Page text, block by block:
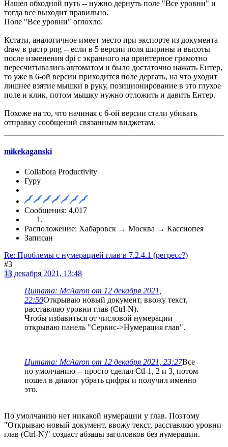
Нашел обходной путь -- нужно дернуть поле "Все уровни" и
тогда все выходит правильно.
Поле "Все уровни" оглохло.
Кстати, аналогичное имеет место при экспорте из документа
draw в растр png -- если в 5 версии поля ширины и высоты
после изменения dpi c экранного на принтерное грамотно
пересчитывались автоматом и было достаточно нажать Ентер,
то уже в 6-ой версии приходится поле дергать, на что уходит
лишнее взятие мышки в руку, позиционирование в это глухое
поле и клик, потом мышку нужно отложить и давить Ентер.
Похоже на то, что начиная с 6-ой версии стали убивать
отправку сообщений связанным виджетам.
mikekaganski
Collabora Productivity
Гуру
Сообщения: 4,017
Расположение: Хабаровск → Москва → Кассиопея
Записан
Re: Проблемы с нумерацией глав в 7.2.4.1 (регресс?)
#3
13 декабря 2021, 13:48
Цитата: McAaron от 12 декабря 2021,
22:50Открываю новый документ, ввожу текст,
расставляю уровни глав (Ctrl-N).
Чтобы избавиться от числовой нумерации
открываю панель "Сервис->Нумерация глав".
Цитата: McAaron от 12 декабря 2021, 23:27Все
по умолчанию -- просто сделал Ctl-1, 2 и 3, потом
пошел в диалог убрать цифры и получил именно
это.
По умолчанию нет никакой нумерации у глав. Поэтому
"Открываю новый документ, ввожу текст, расставляю уровни
глав (Ctrl-N)" создаст абзацы заголовков без нумерации.